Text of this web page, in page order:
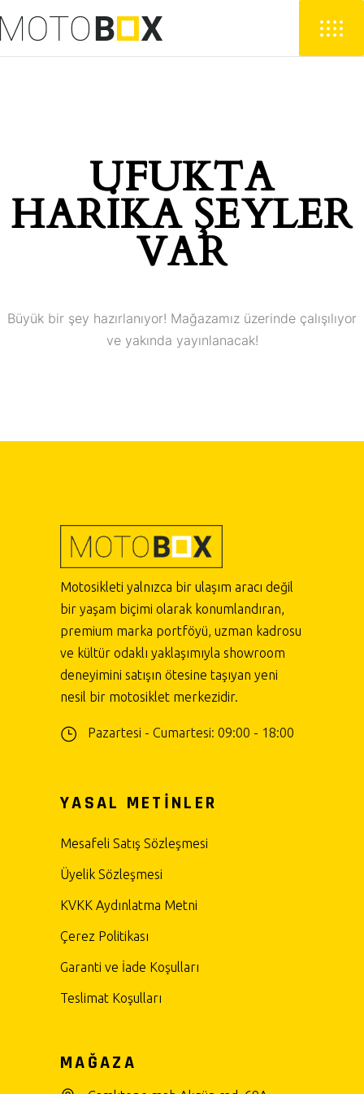
UFUKTA
HARIKA ŞEYLER
VAR
Büyük bir şey hazırlanıyor! Mağazamız üzerinde çalışılıyor
ve yakında yayınlanacak!
Motosikleti yalnızca bir ulaşım aracı değil
bir yaşam biçimi olarak konumlandıran,
premium marka portföyü, uzman kadrosu
ve kültür odaklı yaklaşımıyla showroom
deneyimini satışın ötesine taşıyan yeni
nesil bir motosiklet merkezidir.
Pazartesi - Cumartesi: 09:00 - 18:00
YASAL METİNLER
Mesafeli Satış Sözleşmesi
Üyelik Sözleşmesi
KVKK Aydınlatma Metni
Çerez Politikası
Garanti ve İade Koşulları
Teslimat Koşulları
MAĞAZA